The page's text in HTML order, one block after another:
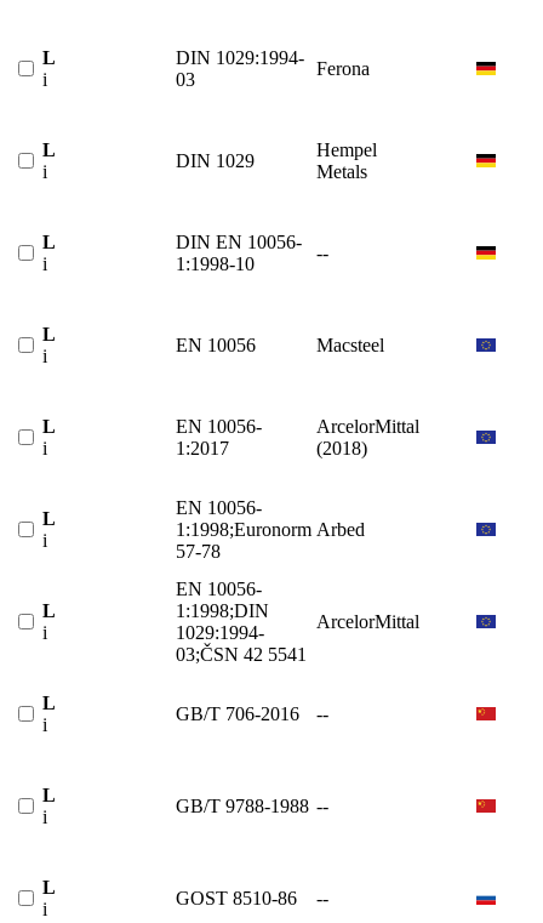
L
i
DIN 1029:1994-
03
Ferona
L
i
DIN 1029
Hempel
Metals
L
i
DIN EN 10056-
1:1998-10
--
L
i
EN 10056 Macsteel
L
i
EN 10056-
1:2017
ArcelorMittal
(2018)
L
i
EN 10056-
1:1998;Euronorm
57-78
Arbed
L
i
EN 10056-
1:1998;DIN
1029:1994-
03;ČSN 42 5541
ArcelorMittal
L
i
GB/T 706-2016 --
L
i
GB/T 9788-1988 --
L
i
GOST 8510-86 --